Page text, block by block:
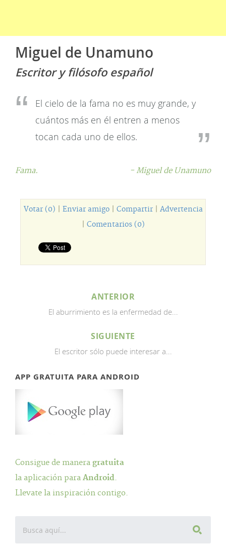
Miguel de Unamuno
Escritor y filósofo español
El cielo de la fama no es muy grande, y
cuántos más en él entren a menos
tocan cada uno de ellos.
Fama. - Miguel de Unamuno
Votar (0) Enviar amigo| Compartir| Advertencia
Comentarios (0)
ANTERIOR
El aburrimiento es la enfermedad de...
SIGUIENTE
El escritor sólo puede interesar a...
APP GRATUITA PARA ANDROID
Consigue de manera gratuita
la aplicación para Android.
Llevate la inspiración contigo.